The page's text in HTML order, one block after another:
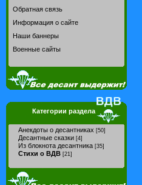
Обратная связь
Информация о сайте
Наши баннеры
Военные сайты
Категории раздела
Анекдоты о десантниках [50]
Десантные сказки [4]
Из блокнота десантника [35]
Стихи о ВДВ [21]